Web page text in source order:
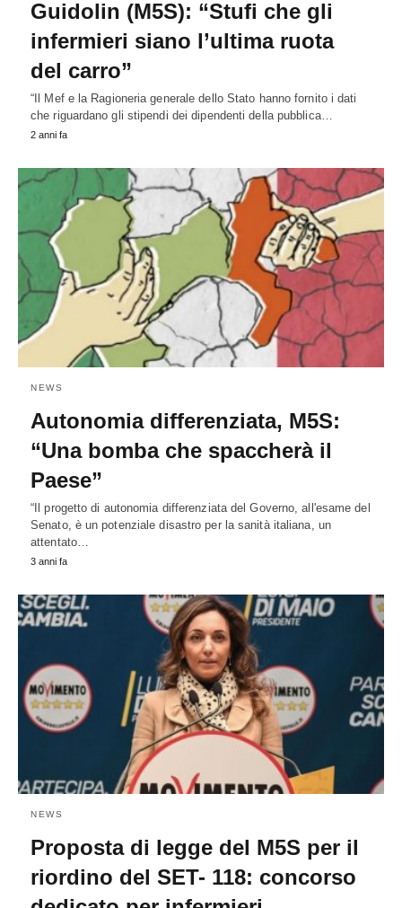
Guidolin (M5S): “Stufi che gli
infermieri siano l’ultima ruota
del carro”
“Il Mef e la Ragioneria generale dello Stato hanno fornito i dati
che riguardano gli stipendi dei dipendenti della pubblica…
2 anni fa
NEWS
Autonomia differenziata, M5S:
“Una bomba che spaccherà il
Paese”
“Il progetto di autonomia differenziata del Governo, all'esame del
Senato, è un potenziale disastro per la sanità italiana, un
attentato…
3 anni fa
NEWS
Proposta di legge del M5S per il
riordino del SET- 118: concorso